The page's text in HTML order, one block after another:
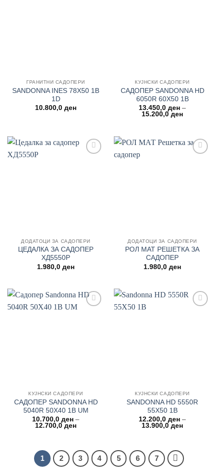
ГРАНИТНИ САДОПЕРИ
SANDONNA INES 78Χ50 1B
1D
10.800,0 ден
КУЈНСКИ САДОПЕРИ
САДОПЕР SANDONNA HD
6050R 60Χ50 1B
13.450,0 ден –
15.200,0 денPrice
15.200,0
ДОДАТОЦИ ЗА САДОПЕРИ
ЦЕДАЛКА ЗА САДОПЕР
ХД5550Р
1.980,0 ден
ДОДАТОЦИ ЗА САДОПЕРИ
РОЛ МАТ РЕШЕТКА ЗА
САДОПЕР
1.980,0 ден
КУЈНСКИ САДОПЕРИ
САДОПЕР SANDONNA HD
5040R 50Χ40 1B UM
10.700,0 ден –
12.700,0 денPrice
12.700,0 ден
КУЈНСКИ САДОПЕРИ
SANDONNA HD 5550R
55Χ50 1B
12.200,0 ден –
13.900,0 денPrice
1 2 3 4 5 6 7